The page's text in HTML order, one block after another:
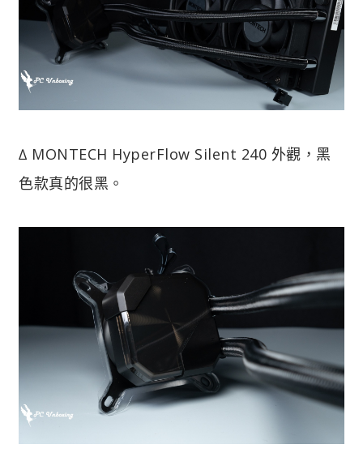
∆ MONTECH HyperFlow Silent 240 外觀，黑
色款真的很黑。